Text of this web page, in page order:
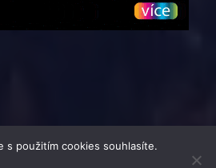
s použitím cookies souhlasíte.